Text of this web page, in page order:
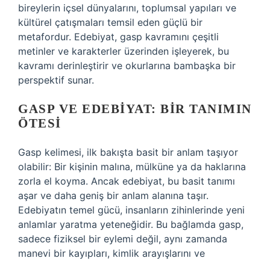
bireylerin içsel dünyalarını, toplumsal yapıları ve
kültürel çatışmaları temsil eden güçlü bir
metafordur. Edebiyat, gasp kavramını çeşitli
metinler ve karakterler üzerinden işleyerek, bu
kavramı derinleştirir ve okurlarına bambaşka bir
perspektif sunar.
GASP VE EDEBIYAT: BIR TANIMIN
ÖTESI
Gasp kelimesi, ilk bakışta basit bir anlam taşıyor
olabilir: Bir kişinin malına, mülküne ya da haklarına
zorla el koyma. Ancak edebiyat, bu basit tanımı
aşar ve daha geniş bir anlam alanına taşır.
Edebiyatın temel gücü, insanların zihinlerinde yeni
anlamlar yaratma yeteneğidir. Bu bağlamda gasp,
sadece fiziksel bir eylemi değil, aynı zamanda
manevi bir kayıpları, kimlik arayışlarını ve